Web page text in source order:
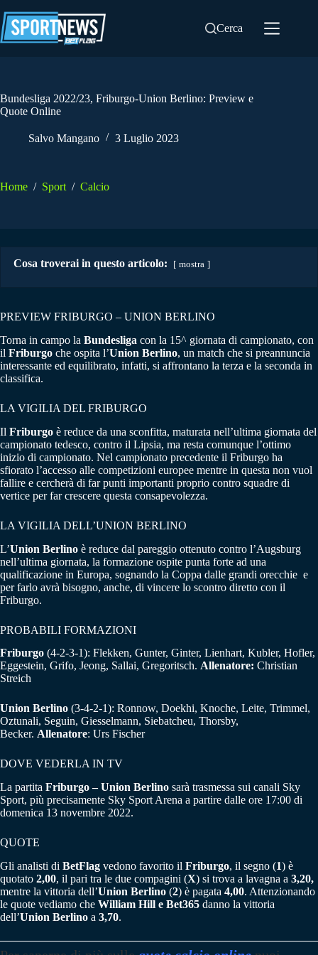
al
contenuto
Cerca
Bundesliga 2022/23, Friburgo-Union Berlino: Preview e
Quote Online
Salvo Mangano 3 Luglio 2023
Home / Sport / Calcio
Cosa troverai in questo articolo: mostra
PREVIEW FRIBURGO – UNION BERLINO
Torna in campo la Bundesliga con la 15^ giornata di campionato, con
il Friburgo che ospita l’Union Berlino, un match che si preannuncia
interessante ed equilibrato, infatti, si affrontano la terza e la seconda in
classifica.
LA VIGILIA DEL FRIBURGO
Il Friburgo è reduce da una sconfitta, maturata nell’ultima giornata del
campionato tedesco, contro il Lipsia, ma resta comunque l’ottimo
inizio di campionato. Nel campionato precedente il Friburgo ha
sfiorato l’accesso alle competizioni europee mentre in questa non vuol
fallire e cercherà di far punti importanti proprio contro squadre di
vertice per far crescere questa consapevolezza.
LA VIGILIA DELL’UNION BERLINO
L’Union Berlino è reduce dal pareggio ottenuto contro l’Augsburg
nell’ultima giornata, la formazione ospite punta forte ad una
qualificazione in Europa, sognando la Coppa dalle grandi orecchie e
per farlo avrà bisogno, anche, di vincere lo scontro diretto con il
Friburgo.
PROBABILI FORMAZIONI
Friburgo (4-2-3-1): Flekken, Gunter, Ginter, Lienhart, Kubler, Hofler,
Eggestein, Grifo, Jeong, Sallai, Gregoritsch. Allenatore: Christian
Streich
Union Berlino (3-4-2-1): Ronnow, Doekhi, Knoche, Leite, Trimmel,
Oztunali, Seguin, Giesselmann, Siebatcheu, Thorsby,
Becker. Allenatore: Urs Fischer
DOVE VEDERLA IN TV
La partita Friburgo – Union Berlino sarà trasmessa sui canali Sky
Sport, più precisamente Sky Sport Arena a partire dalle ore 17:00 di
domenica 13 novembre 2022.
QUOTE
Gli analisti di BetFlag vedono favorito il Friburgo, il segno (1) è
quotato 2,00, il pari tra le due compagini (X) si trova a lavagna a 3,20,
mentre la vittoria dell’Union Berlino (2) è pagata 4,00. Attenzionando
le quote vediamo che William Hill e Bet365 danno la vittoria
dell’Union Berlino a 3,70.